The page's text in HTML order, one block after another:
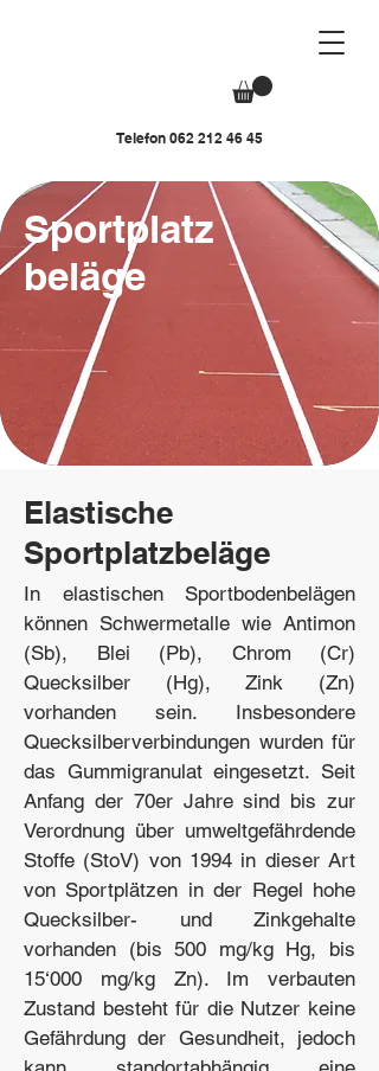
Telefon 062 212 46 45
Sportplatz
beläge
Elastische
Sportplatzbeläge
In elastischen Sportbodenbelägen
können Schwermetalle wie Antimon
(Sb), Blei (Pb), Chrom (Cr)
Quecksilber (Hg), Zink (Zn)
vorhanden sein. Insbesondere
Quecksilberverbindungen wurden für
das Gummigranulat eingesetzt. Seit
Anfang der 70er Jahre sind bis zur
Verordnung über umweltgefährdende
Stoffe (StoV) von 1994 in dieser Art
von Sportplätzen in der Regel hohe
Quecksilber- und Zinkgehalte
vorhanden (bis 500 mg/kg Hg, bis
15‘000 mg/kg Zn). Im verbauten
Zustand besteht für die Nutzer keine
Gefährdung der Gesundheit, jedoch